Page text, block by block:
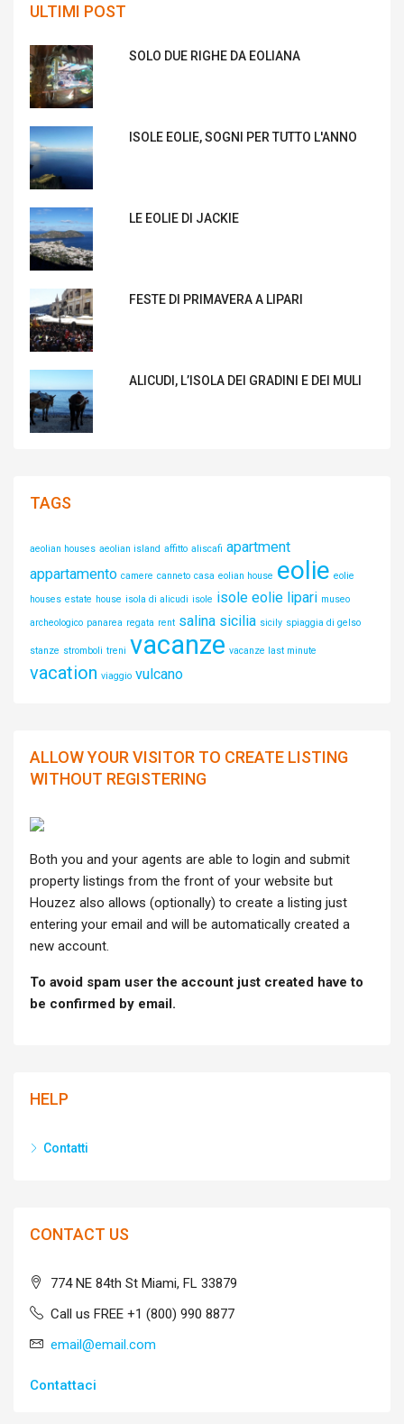
ULTIMI POST
SOLO DUE RIGHE DA EOLIANA
ISOLE EOLIE, SOGNI PER TUTTO L'ANNO
LE EOLIE DI JACKIE
FESTE DI PRIMAVERA A LIPARI
ALICUDI, L’ISOLA DEI GRADINI E DEI MULI
TAGS
aeolian houses aeolian island affitto aliscafi apartment
appartamento camere canneto casa eolian house eolie eolie
houses estate house isola di alicudi isole isole eolie lipari museo
archeologico panarea regata rent salina sicilia sicily spiaggia di gelso
stanze stromboli treni vacanze vacanze last minute
vacation viaggio vulcano
ALLOW YOUR VISITOR TO CREATE LISTING
WITHOUT REGISTERING
Both you and your agents are able to login and submit
property listings from the front of your website but
Houzez also allows (optionally) to create a listing just
entering your email and will be automatically created a
new account.
To avoid spam user the account just created have to
be confirmed by email.
HELP
Contatti
CONTACT US
774 NE 84th St Miami, FL 33879
Call us FREE +1 (800) 990 8877
email@email.com
Contattaci